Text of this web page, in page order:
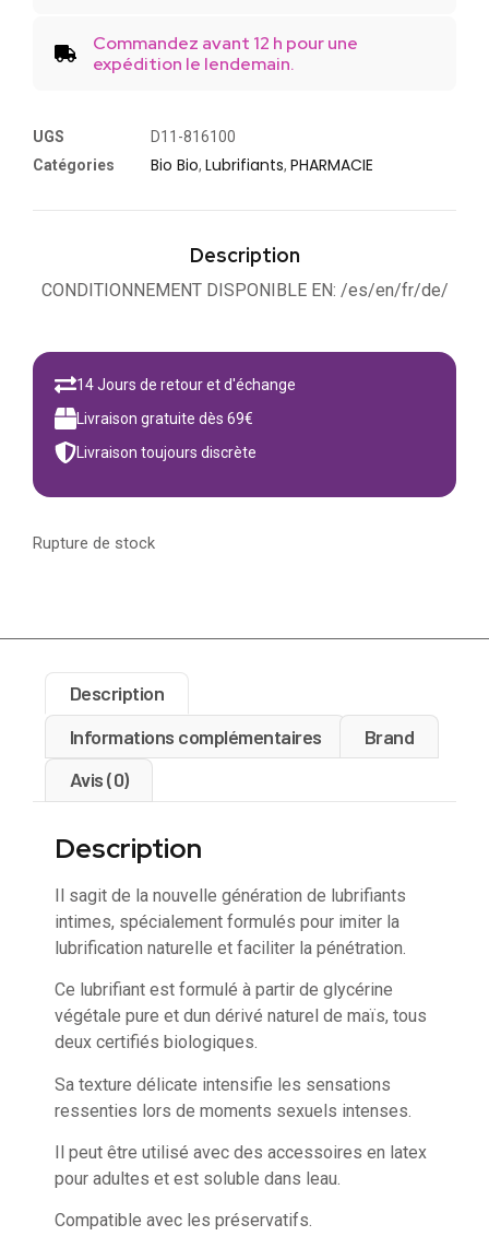
Commandez avant 12 h pour une
expédition le lendemain.
UGS
D11-816100
Catégories
Bio Bio, Lubrifiants, PHARMACIE
Description
CONDITIONNEMENT DISPONIBLE EN: /es/en/fr/de/
14 Jours de retour et d'échange
Livraison gratuite dès 69€
Livraison toujours discrète
Rupture de stock
Description
Informations complémentaires
Brand
Avis (0)
Description
Il sagit de la nouvelle génération de lubrifiants
intimes, spécialement formulés pour imiter la
lubrification naturelle et faciliter la pénétration.
Ce lubrifiant est formulé à partir de glycérine
végétale pure et dun dérivé naturel de maïs, tous
deux certifiés biologiques.
Sa texture délicate intensifie les sensations
ressenties lors de moments sexuels intenses.
Il peut être utilisé avec des accessoires en latex
pour adultes et est soluble dans leau.
Compatible avec les préservatifs.